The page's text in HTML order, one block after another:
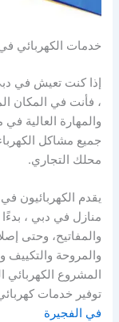
خدمات الكهربائي
إذا كنت تعيش في
، فأنت في المكان
والمهارة العالية
جميع مشاكل
محلك التجاري.
يقدم الكهربائيون
منازل في دبي ، بدءًا
والمفاتيح، وحتى
والمروحة والتكييف
المشروع الكهربائي
توفير خدمات
في الفجيرة